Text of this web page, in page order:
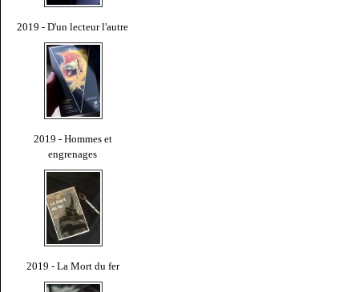
2019 - D'un lecteur l'autre
2019 - Hommes et
engrenages
2019 - La Mort du fer